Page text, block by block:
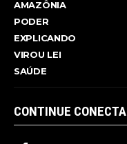
AMAZÔNIA
PODER
EXPLICANDO
VIROU LEI
SAÚDE
CONTINUE